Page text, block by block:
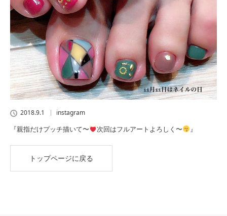
2018.9.1 instagram
『親指だけプッチ描いて〜 次回はフルアートよろしく〜 』
トップページに戻る